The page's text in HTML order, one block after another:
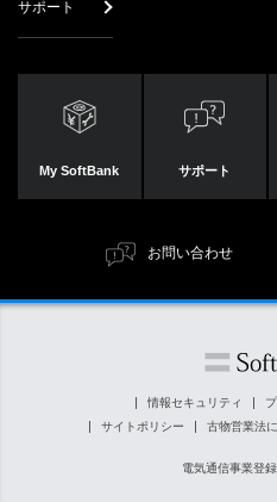
サポート
My SoftBank サポート
お問い合わせ
情報セキュリティ
サイトポリシー
古物営業法
電気通信事業登